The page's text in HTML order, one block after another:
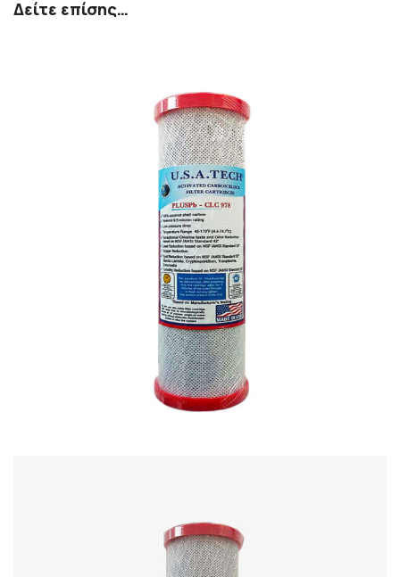
Δείτε επίσης…